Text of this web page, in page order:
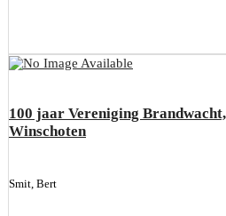
100 jaar Vereniging
Winschoten
Smit, Bert